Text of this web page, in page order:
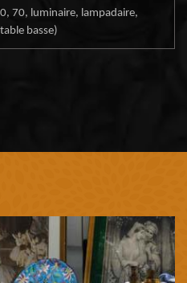
70, luminaire, lampadaire,
basse)